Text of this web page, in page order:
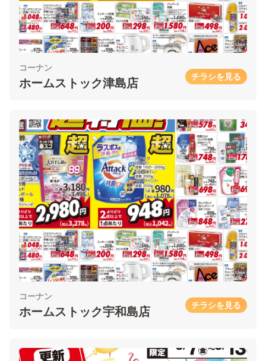
コーナン
ホームストック津島店 チラシを見る
コーナン
ホームストック宇和島店 チラシを見る